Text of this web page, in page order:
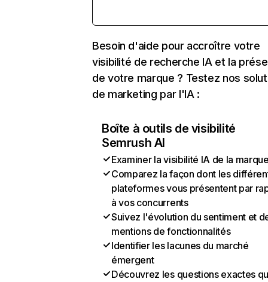
Besoin d'aide pour accroître votre
visibilité de recherche IA et la
de votre marque ? Testez nos
de marketing par l'IA :
Boîte à outils de visibilité
Semrush AI
Examiner la visibilité IA de la
Comparez la façon dont les
plateformes vous présentent par
à vos concurrents
Suivez l'évolution du sentiment et
mentions de fonctionnalités
Identifier les lacunes du marché
émergent
Découvrez les questions exactes